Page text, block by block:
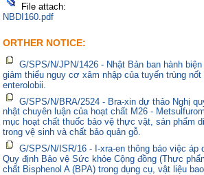
File attach:
NBDI160.pdf
ORTHER NOTICE:
G/SPS/N/JPN/1426 - Nhật Bản ban hành
giảm thiểu nguy cơ xâm nhập của tuyến trùng
enterolobii.
G/SPS/N/BRA/2524 - Bra-xin dự thảo Nghị
nhật chuyên luận của hoạt chất M26 -
mục hoạt chất thuốc bảo vệ thực vật, sản phẩm
trong vệ sinh và chất bảo quản gỗ.
G/SPS/N/ISR/16 - I-xra-en thông báo việc
Quy định Bảo vệ Sức khỏe Cộng đồng (Thực
chất Bisphenol A (BPA) trong dụng cụ, vật liệu